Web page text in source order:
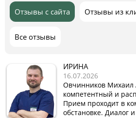
Отзывы с сайта Отзывы из
Все отзывы
ИРИНА
16.07.2026
Овчинников Михаил
компетентный и
Прием проходит в
обстановке. Диалог